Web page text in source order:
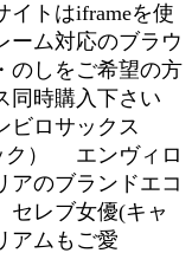
イトはiframeを使
ーム対応のブラウ
のしをご希望の方
同時購入下さい
サックス
ク） エンヴィロ
のブランドエコ
レブ女優(キャ
アムもご愛